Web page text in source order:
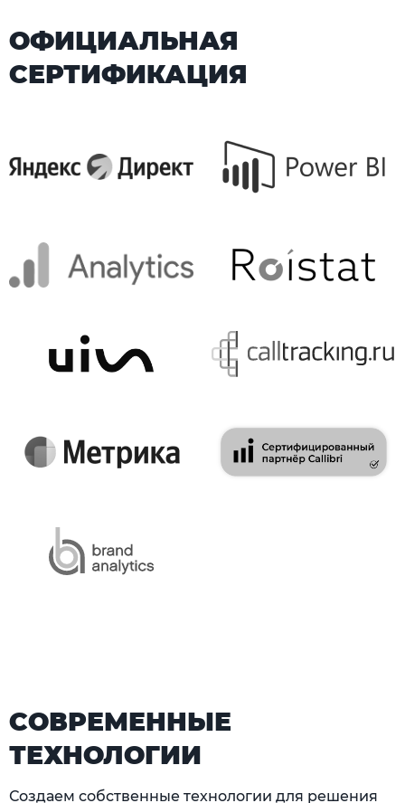
ОФИЦИАЛЬНАЯ
СЕРТИФИКАЦИЯ
СОВРЕМЕННЫЕ
ТЕХНОЛОГИИ
Создаем собственные технологии для решения